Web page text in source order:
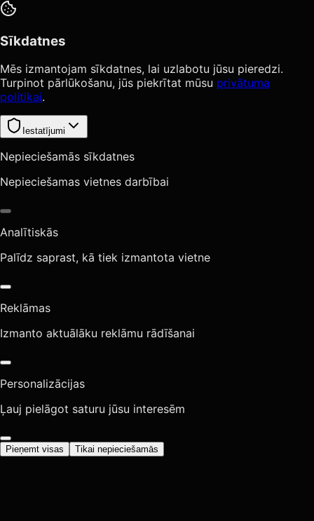
Sīkdatnes
Mēs izmantojam sīkdatnes, lai uzlabotu jūsu pieredzi.
Turpinot pārlūkošanu, jūs piekrītat mūsu privātuma
politikai.
Iestatījumi
Nepieciešamās sīkdatnes
Nepieciešamas vietnes darbībai
Analītiskās
Palīdz saprast, kā tiek izmantota vietne
Reklāmas
Izmanto aktuālāku reklāmu rādīšanai
Personalizācijas
Ļauj pielāgot saturu jūsu interesēm
Pieņemt visas Tikai nepieciešamās